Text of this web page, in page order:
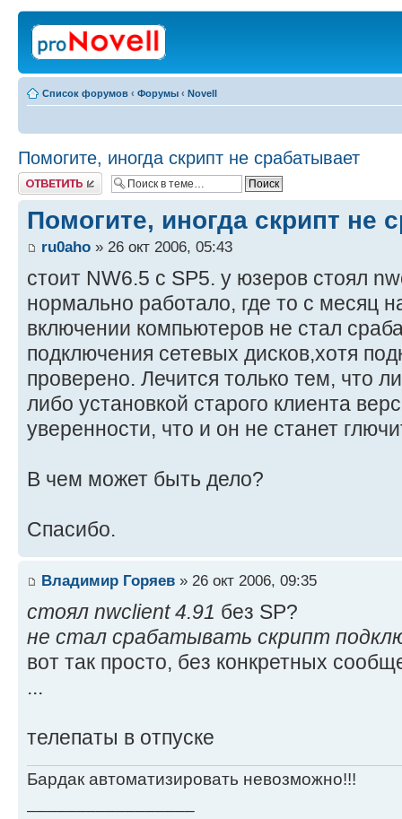
Список форумов ‹ Форумы ‹ Novell
Помогите, иногда скрипт не срабатывает
Ответить
Помогите, иногда скрипт не
ru0aho » 26 окт 2006, 05:43
стоит NW6.5 с SP5. у юзеров стоял
нормально работало, где то с месяц
включении компьютеров не стал
подключения сетевых дисков,хотя
проверено. Лечится только тем, что
либо установкой старого клиента
уверенности, что и он не станет
В чем может быть дело?
Спасибо.
Владимир Горяев » 26 окт 2006, 09:35
стоял nwclient 4.91 без SP?
не стал срабатывать скрипт
вот так просто, без конкретных
...
телепаты в отпуске
Бардак автоматизировать невозможно!!!